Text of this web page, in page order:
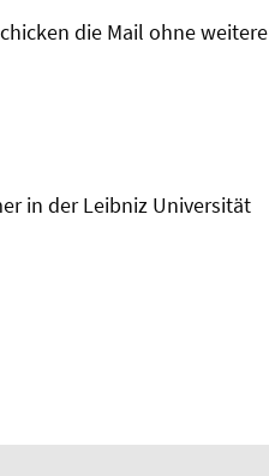
die Mail ohne weitere
in der Leibniz Universität